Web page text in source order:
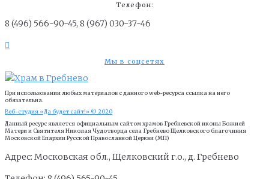
Телефон:
8 (496) 566-90-45, 8 (967) 030-37-46
Мы в соцсетях
При использовании любых материалов с данного web-ресурса ссылка на него
обязательна.
Веб-студия «Да будет сайт!» © 2020
Данный ресурс является официальным сайтом храмов Гребневской иконы Божией
Матери и Cвятителя Николая Чудотворца села Гребнево Щелковского благочиния
Московской Епархии Русской Православной Церкви (МП)
Адрес: Московская обл., Щелковский г.о., д. Гребнево